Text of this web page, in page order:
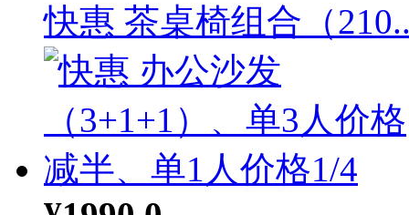
快惠 茶桌椅组合（